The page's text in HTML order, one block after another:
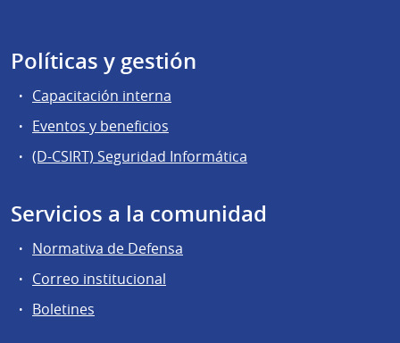
Políticas y gestión
Capacitación interna
Eventos y beneficios
(D-CSIRT) Seguridad Informática
Servicios a la comunidad
Normativa de Defensa
Correo institucional
Boletines